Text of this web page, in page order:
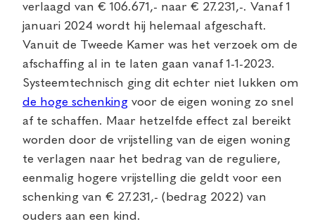
verlaagd van € 106.671,- naar € 27.231,-. Vanaf 1
januari 2024 wordt hij helemaal afgeschaft.
Vanuit de Tweede Kamer was het verzoek om de
afschaffing al in te laten gaan vanaf 1-1-2023.
Systeemtechnisch ging dit echter niet lukken om
de hoge schenking voor de eigen woning zo snel
af te schaffen. Maar hetzelfde effect zal bereikt
worden door de vrijstelling van de eigen woning
te verlagen naar het bedrag van de reguliere,
eenmalig hogere vrijstelling die geldt voor een
schenking van € 27.231,- (bedrag 2022) van
ouders aan een kind.